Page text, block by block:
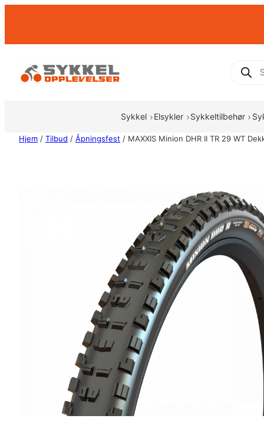
Products
search
Sykkel Elsykler Sykkeltilbehør
Hjem / Tilbud / Åpningsfest / MAXXIS Minion DHR II TR 29 WT